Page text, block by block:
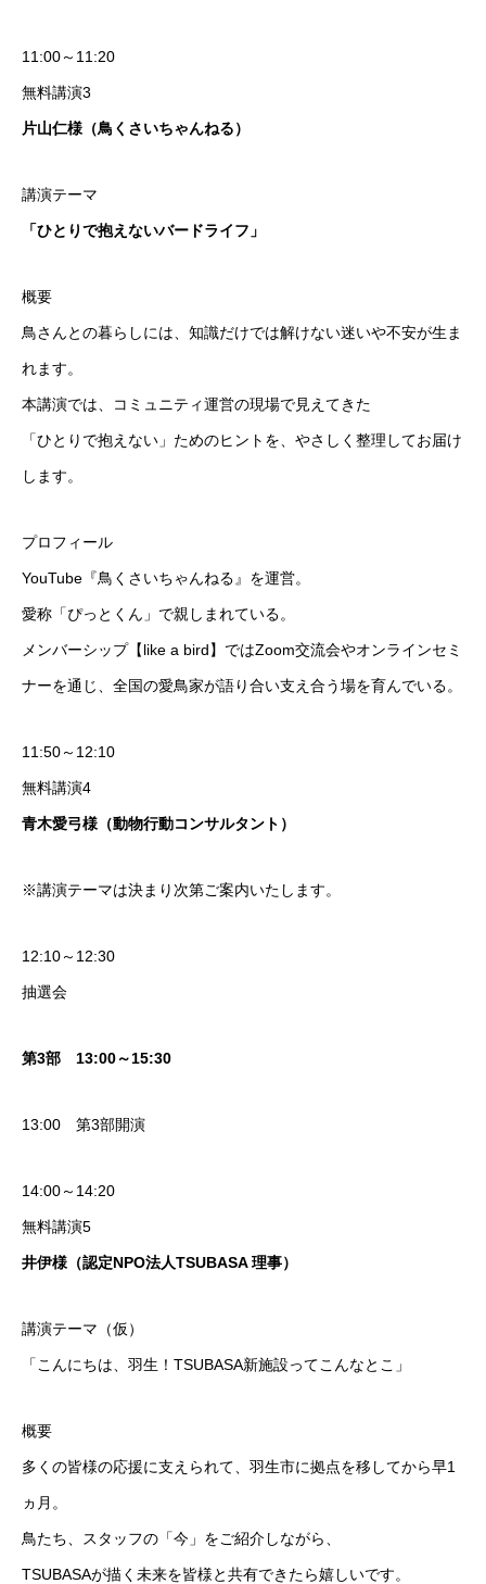
11:00～11:20
無料講演3
片山仁様（鳥くさいちゃんねる）
講演テーマ
「ひとりで抱えないバードライフ」
概要
鳥さんとの暮らしには、知識だけでは解けない迷いや不安が生ま
れます。
本講演では、コミュニティ運営の現場で見えてきた
「ひとりで抱えない」ためのヒントを、やさしく整理してお届け
します。
プロフィール
YouTube『鳥くさいちゃんねる』を運営。
愛称「ぴっとくん」で親しまれている。
メンバーシップ【like a bird】ではZoom交流会やオンラインセミ
ナーを通じ、全国の愛鳥家が語り合い支え合う場を育んでいる。
11:50～12:10
無料講演4
青木愛弓様（動物行動コンサルタント）
※講演テーマは決まり次第ご案内いたします。
12:10～12:30
抽選会
第3部 13:00～15:30
13:00 第3部開演
14:00～14:20
無料講演5
井伊様（認定NPO法人TSUBASA 理事）
講演テーマ（仮）
「こんにちは、羽生！TSUBASA新施設ってこんなとこ」
概要
多くの皆様の応援に支えられて、羽生市に拠点を移してから早1
ヵ月。
鳥たち、スタッフの「今」をご紹介しながら、
TSUBASAが描く未来を皆様と共有できたら嬉しいです。